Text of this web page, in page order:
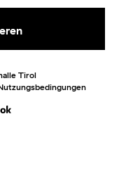
Tirol